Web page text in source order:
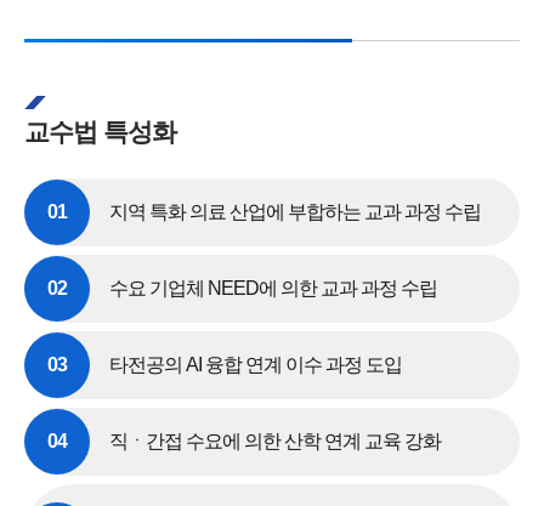
교수법 특성화
01 지역 특화 의료 산업에 부합하는 교과 과정 수립
02 수요 기업체 NEED에 의한 교과 과정 수립
03 타전공의 AI 융합 연계 이수 과정 도입
04 직ㆍ간접 수요에 의한 산학 연계 교육 강화